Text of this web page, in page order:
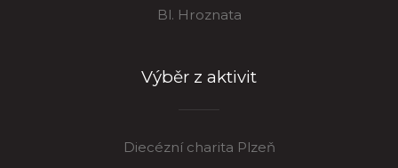
Bl. Hroznata
Výběr z aktivit
Diecézní charita Plzeň